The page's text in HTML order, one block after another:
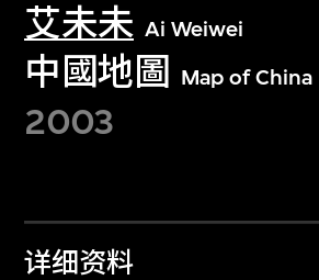
艾未未 Ai Weiwei
中國地圖 Map of China
2003
详细资料
探索世界顶级的二十及二十
文化藏品。